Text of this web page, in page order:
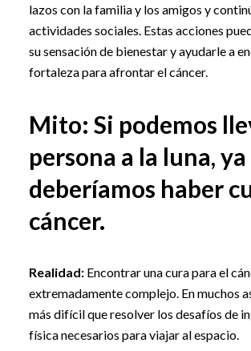
lazos con la familia y los amigos y
actividades sociales. Estas acciones
su sensación de bienestar y ayudarle a
fortaleza para afrontar el cáncer.
Mito: Si podemos
persona a la luna, ya
deberíamos haber
cáncer.
Realidad:Encontrar una cura para el
extremadamente complejo. En muchos
más difícil que resolver los desafíos de
física necesarios para viajar al espacio.